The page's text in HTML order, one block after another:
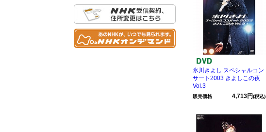
氷川きよし スペシャルコン
サート2003 きよしこの夜
Vol.3
販売価格 4,713円(税込)